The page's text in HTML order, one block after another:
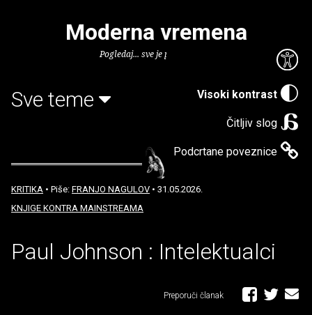
Visoki kontrast
Čitljiv slog
Podcrtane poveznice
Moderna vremena
Pogledaj... sve je puno knjiga.
Sve teme
KRITIKA • Piše: FRANJO NAGULOV • 31.05.2026.
KNJIGE KONTRA MAINSTREAMA
Paul Johnson : Intelektualci
Preporuči članak